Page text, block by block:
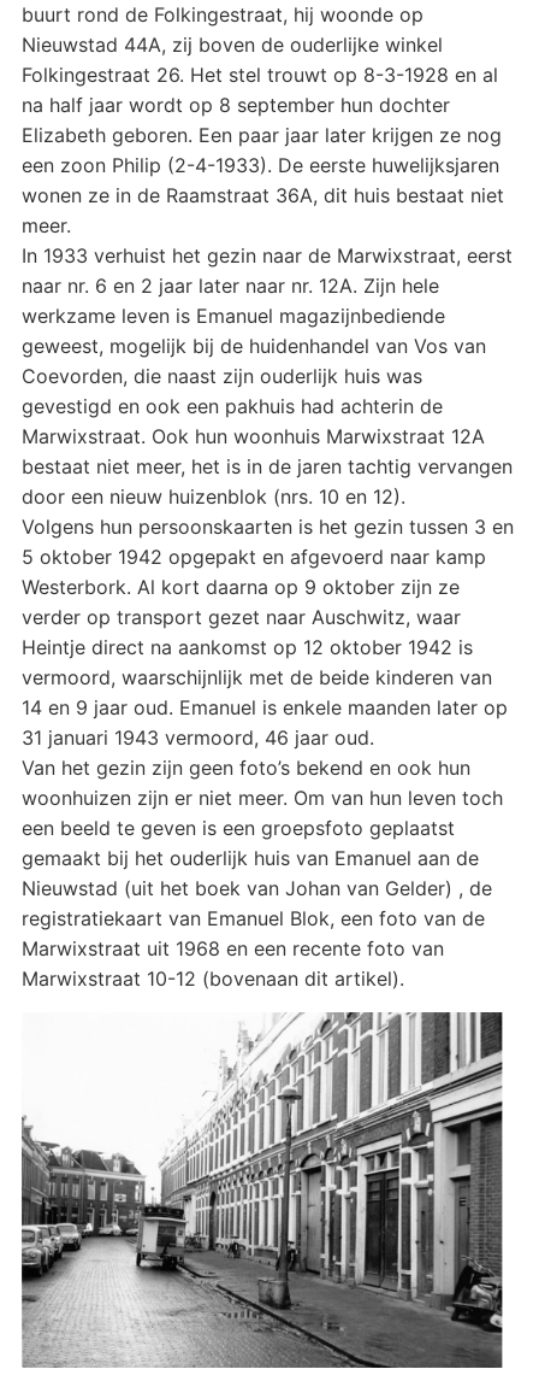
buurt rond de Folkingestraat, hij woonde op
Nieuwstad 44A, zij boven de ouderlijke winkel
Folkingestraat 26. Het stel trouwt op 8-3-1928 en al
na half jaar wordt op 8 september hun dochter
Elizabeth geboren. Een paar jaar later krijgen ze nog
een zoon Philip (2-4-1933). De eerste huwelijksjaren
wonen ze in de Raamstraat 36A, dit huis bestaat niet
meer.
In 1933 verhuist het gezin naar de Marwixstraat, eerst
naar nr. 6 en 2 jaar later naar nr. 12A. Zijn hele
werkzame leven is Emanuel magazijnbediende
geweest, mogelijk bij de huidenhandel van Vos van
Coevorden, die naast zijn ouderlijk huis was
gevestigd en ook een pakhuis had achterin de
Marwixstraat. Ook hun woonhuis Marwixstraat 12A
bestaat niet meer, het is in de jaren tachtig vervangen
door een nieuw huizenblok (nrs. 10 en 12).
Volgens hun persoonskaarten is het gezin tussen 3 en
5 oktober 1942 opgepakt en afgevoerd naar kamp
Westerbork. Al kort daarna op 9 oktober zijn ze
verder op transport gezet naar Auschwitz, waar
Heintje direct na aankomst op 12 oktober 1942 is
vermoord, waarschijnlijk met de beide kinderen van
14 en 9 jaar oud. Emanuel is enkele maanden later op
31 januari 1943 vermoord, 46 jaar oud.
Van het gezin zijn geen foto’s bekend en ook hun
woonhuizen zijn er niet meer. Om van hun leven toch
een beeld te geven is een groepsfoto geplaatst
gemaakt bij het ouderlijk huis van Emanuel aan de
Nieuwstad (uit het boek van Johan van Gelder) , de
registratiekaart van Emanuel Blok, een foto van de
Marwixstraat uit 1968 en een recente foto van
Marwixstraat 10-12 (bovenaan dit artikel).